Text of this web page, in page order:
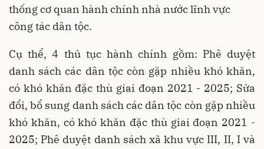
thống cơ quan hành chính nhà nước lĩnh vực
công tác dân tộc.
Cụ thể, 4 thủ tục hành chính gồm: Phê duyệt
danh sách các dân tộc còn gặp nhiều khó khăn,
có khó khăn đặc thù giai đoạn 2021 - 2025; Sửa
đổi, bổ sung danh sách các dân tộc còn gặp nhiều
khó khăn, có khó khăn đặc thù giai đoạn 2021 -
2025; Phê duyệt danh sách xã khu vực III, II, I và